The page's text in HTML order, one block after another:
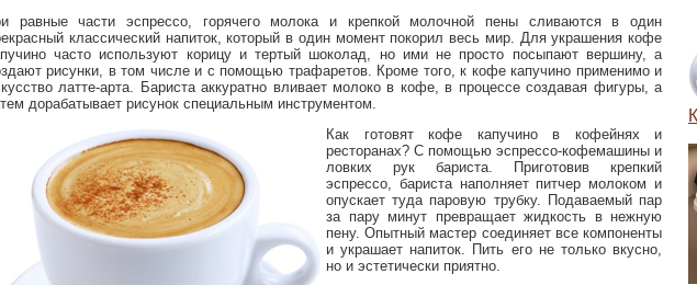
равные части эспрессо, горячего молока и крепкой молочной пены сливаются в один
классический напиток, который в один момент покорил весь мир. Для украшения кофе
часто используют корицу и тертый шоколад, но ими не просто посыпают вершину, а
рисунки, в том числе и с помощью трафаретов. Кроме того, к кофе капучино применимо и
латте-арта. Бариста аккуратно вливает молоко в кофе, в процессе создавая фигуры, а
дорабатывает рисунок специальным инструментом.
Как готовят кофе капучино в кофейнях и
ресторанах? С помощью эспрессо-кофемашины и
ловких рук бариста. Приготовив крепкий
эспрессо, бариста наполняет питчер молоком и
опускает туда паровую трубку. Подаваемый пар
за пару минут превращает жидкость в нежную
пену. Опытный мастер соединяет все компоненты
и украшает напиток. Пить его не только вкусно,
но и эстетически приятно.